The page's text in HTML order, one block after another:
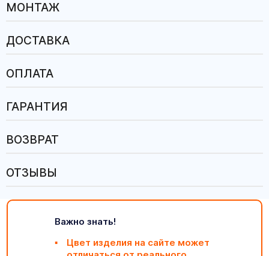
МОНТАЖ
ДОСТАВКА
ОПЛАТА
ГАРАНТИЯ
ВОЗВРАТ
ОТЗЫВЫ
Важно знать!
Цвет изделия на сайте может